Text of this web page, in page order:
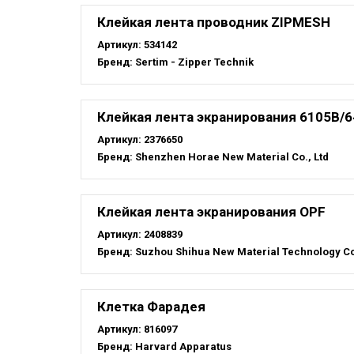
Клейкая лента проводник ZIPMESH
Артикул: 534142
Бренд: Sertim - Zipper Technik
Клейкая лента экранирования 6105B/
Артикул: 2376650
Бренд: Shenzhen Horae New Material Co., Ltd
Клейкая лента экранирования OPF
Артикул: 2408839
Бренд: Suzhou Shihua New Material Technology
Клетка Фарадея
Артикул: 816097
Бренд: Harvard Apparatus